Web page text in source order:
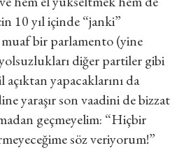
10 yıl içinde “janki”
bir parlamento (yine
diğer partiler gibi
yapacaklarını da
yaraşır son vaadini de bizzat
geçmeyelim: “Hiçbir
söz veriyorum!”